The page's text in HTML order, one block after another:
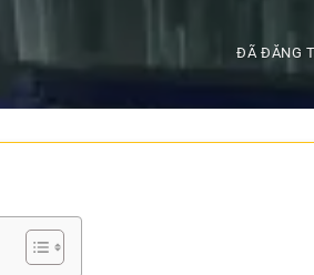
ĐÃ ĐĂNG